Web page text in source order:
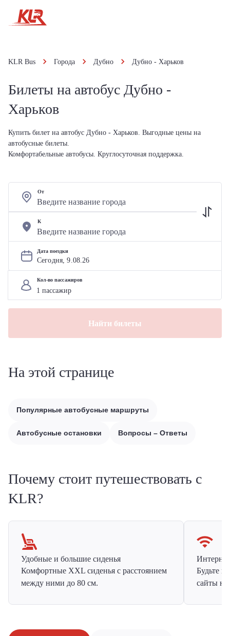
KLR Bus Города Дубно Дубно - Харьков
Билеты на автобус Дубно -
Харьков
Купить билет на автобус Дубно - Харьков. Выгодные цены на
автобусные билеты.
Комфортабельные автобусы. Круглосуточная поддержка.
От
К
Дата поездки
Сегодня, 9.08.26
Кол-во пассажиров
Найти билеты
На этой странице
Популярные автобусные маршруты
Автобусные остановки Вопросы – Ответы
Почему стоит путешествовать с
KLR?
Удобные и большие сиденья
Комфортные XXL сиденья с расстоянием
между ними до 80 см.
Будьте
сайты на